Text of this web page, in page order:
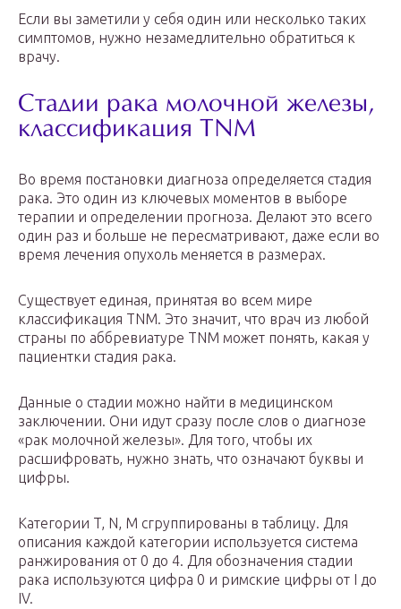
Если вы заметили у себя один или несколько таких
симптомов, нужно незамедлительно обратиться к
врачу.
Стадии рака молочной железы,
классификация TNM
Во время постановки диагноза определяется стадия
рака. Это один из ключевых моментов в выборе
терапии и определении прогноза. Делают это всего
один раз и больше не пересматривают, даже если во
время лечения опухоль меняется в размерах.
Существует единая, принятая во всем мире
классификация TNM. Это значит, что врач из любой
страны по аббревиатуре TNM может понять, какая у
пациентки стадия рака.
Данные о стадии можно найти в медицинском
заключении. Они идут сразу после слов о диагнозе
«рак молочной железы». Для того, чтобы их
расшифровать, нужно знать, что означают буквы и
цифры.
Категории T, N, M сгруппированы в таблицу. Для
описания каждой категории используется система
ранжирования от 0 до 4. Для обозначения стадии
рака используются цифра 0 и римские цифры от I до
IV.